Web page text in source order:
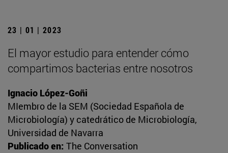
23 | 01 | 2023
El mayor estudio para entender cómo
compartimos bacterias entre nosotros
Ignacio López-Goñi
MIembro de la SEM (Sociedad Española de
Microbiología) y catedrático de Microbiología,
Universidad de Navarra
Publicado en: The Conversation